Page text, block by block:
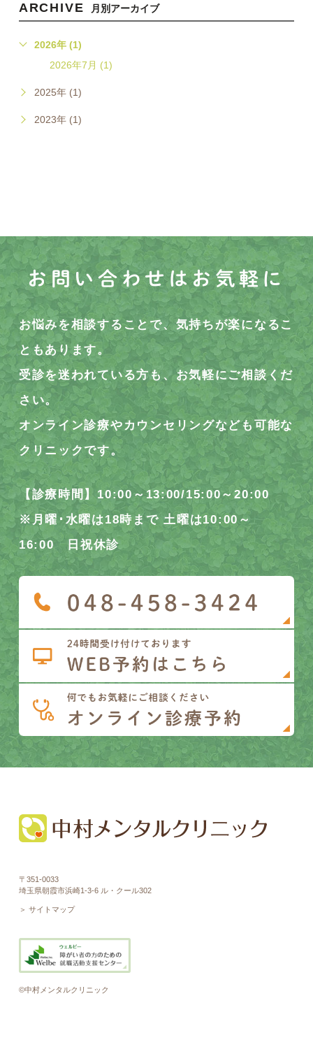
ARCHIVE 月別アーカイブ
2026年 (1)
2026年7月 (1)
2025年 (1)
2023年 (1)
お問い合わせはお気軽に
お悩みを相談することで、気持ちが楽になるこ
ともあります。
受診を迷われている方も、お気軽にご相談くだ
さい。
オンライン診療やカウンセリングなども可能な
クリニックです。
【診療時間】10:00～13:00/15:00～20:00
※月曜･水曜は18時まで 土曜は10:00～
16:00 日祝休診
〒351-0033
埼玉県朝霞市浜崎1-3-6 ル・クール302
＞ サイトマップ
©中村メンタルクリニック